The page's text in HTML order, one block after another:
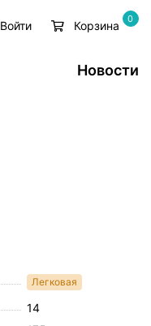
Войти Корзина 0
Новости
Легковая
14